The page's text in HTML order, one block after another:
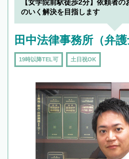
【女学院前駅徒歩2分】依頼者
のいく解決を目指します
田中法律事務所（弁護
19時以降TEL可 土日祝OK